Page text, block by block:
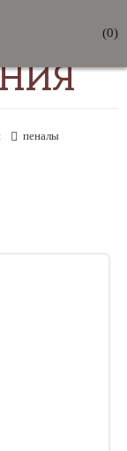
(0)
пеналы